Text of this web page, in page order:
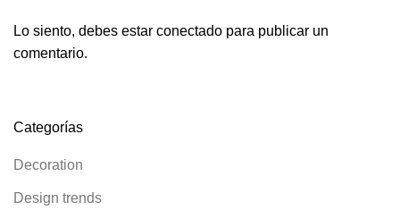
Lo siento, debes estar conectado para publicar un
comentario.
Categorías
Decoration
Design trends